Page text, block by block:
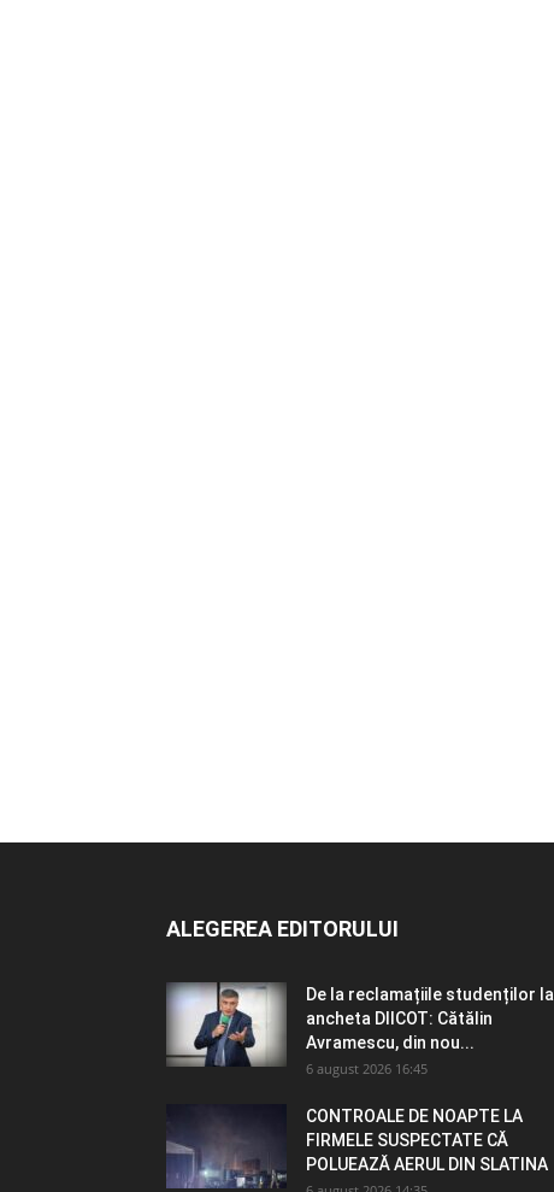
ALEGEREA EDITORULUI
De la reclamațiile studenților la
ancheta DIICOT: Cătălin
Avramescu, din nou...
6 august 2026 16:45
CONTROALE DE NOAPTE LA
FIRMELE SUSPECTATE CĂ
POLUEAZĂ AERUL DIN SLATINA